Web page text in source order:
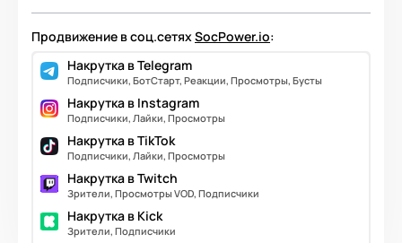
Продвижение в соц.сетяхSocPower.io:
Накрутка в Telegram
Подписчики, БотСтарт, Реакции, Просмотры, Бусты
Накрутка в Instagram
Подписчики, Лайки, Просмотры
Накрутка в TikTok
Подписчики, Лайки, Просмотры
Накрутка в Twitch
Зрители, Просмотры VOD, Подписчики
Накрутка в Kick
Зрители, Подписчики